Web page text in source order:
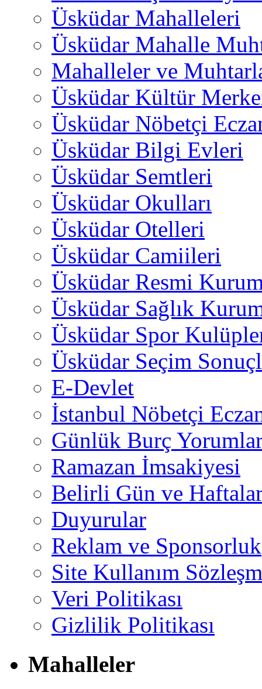
Üsküdar Mahalleleri
Üsküdar Mahalle
Mahalleler ve
Üsküdar Kültür
Üsküdar Nöbetçi
Üsküdar Bilgi Evleri
Üsküdar Semtleri
Üsküdar Okulları
Üsküdar Otelleri
Üsküdar Camiileri
Üsküdar Resmi
Üsküdar Sağlık
Üsküdar Spor
Üsküdar Seçim
E-Devlet
İstanbul Nöbetçi
Günlük Burç
Ramazan İmsakiyesi
Belirli Gün ve
Duyurular
Reklam ve Sponsorluk
Site Kullanım
Veri Politikası
Gizlilik Politikası
Mahalleler